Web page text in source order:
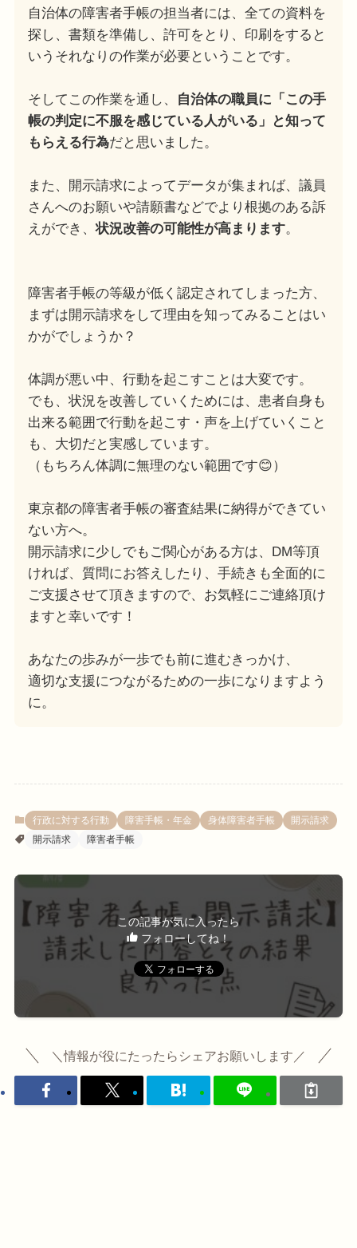
自治体の障害者手帳の担当者には、全ての資料を
探し、書類を準備し、許可をとり、印刷をすると
いうそれなりの作業が必要ということです。
そしてこの作業を通し、
自治体の職員に「この手
帳の判定に不服を感じている人がいる」と知って
もらえる行為だと思いました。
また、開示請求によってデータが集まれば、議員
さんへのお願いや請願書などでより根拠のある訴
えができ、状況改善の可能性が高まります。
障害者手帳の等級が低く認定されてしまった方、
まずは開示請求をして理由を知ってみることはい
かがでしょうか？
体調が悪い中、行動を起こすことは大変です。
でも、状況を改善していくためには、患者自身も
出来る範囲で行動を起こす・声を上げていくこと
も、大切だと実感しています。
（もちろん体調に無理のない範囲です😊）
東京都の障害者手帳の審査結果に納得ができてい
ない方へ。
開示請求に少しでもご関心がある方は、DM等頂
ければ、質問にお答えしたり、手続きも全面的に
ご支援させて頂きますので、お気軽にご連絡頂け
ますと幸いです！
あなたの歩みが一歩でも前に進むきっかけ、
適切な支援につながるための一歩になりますよう
に。
行政に対する行動 障害手帳・年金 身体障害者手帳
開示請求
開示請求
障害者手帳
この記事が気に入ったら
フォローしてね！
＼情報が役にたったらシェアお願いします／